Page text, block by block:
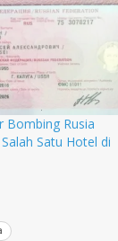
Bombing Rusia
Satu Hotel di